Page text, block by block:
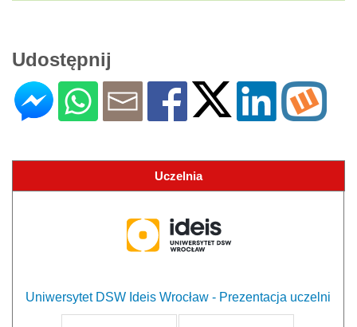
Udostępnij
Uczelnia
Uniwersytet DSW Ideis Wrocław - Prezentacja uczelni